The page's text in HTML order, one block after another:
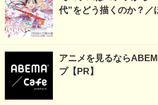
代”をどう描くのか？／
アニメを見るなら
プ【PR】